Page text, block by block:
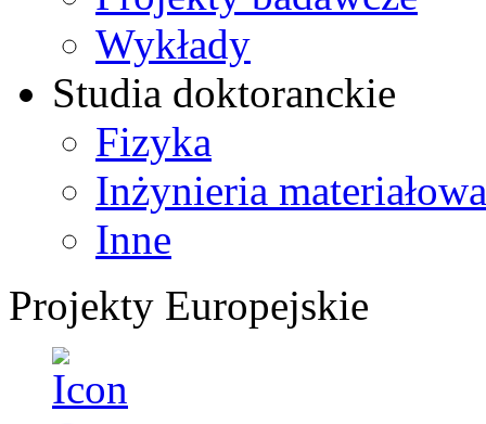
Wykłady
Studia doktoranckie
Fizyka
Inżynieria materiałowa
Inne
Projekty Europejskie